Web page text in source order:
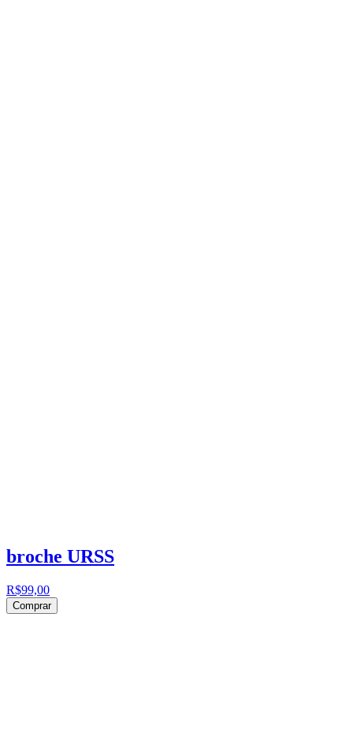
broche URSS
R$99,00
Comprar